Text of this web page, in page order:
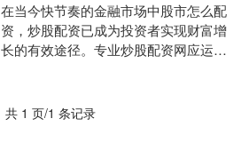
在当今快节奏的金融市场中股市怎么配
资，炒股配资已成为投资者实现财富增
长的有效途径。专业炒股配资网应运而
共 1 页/1 条记录